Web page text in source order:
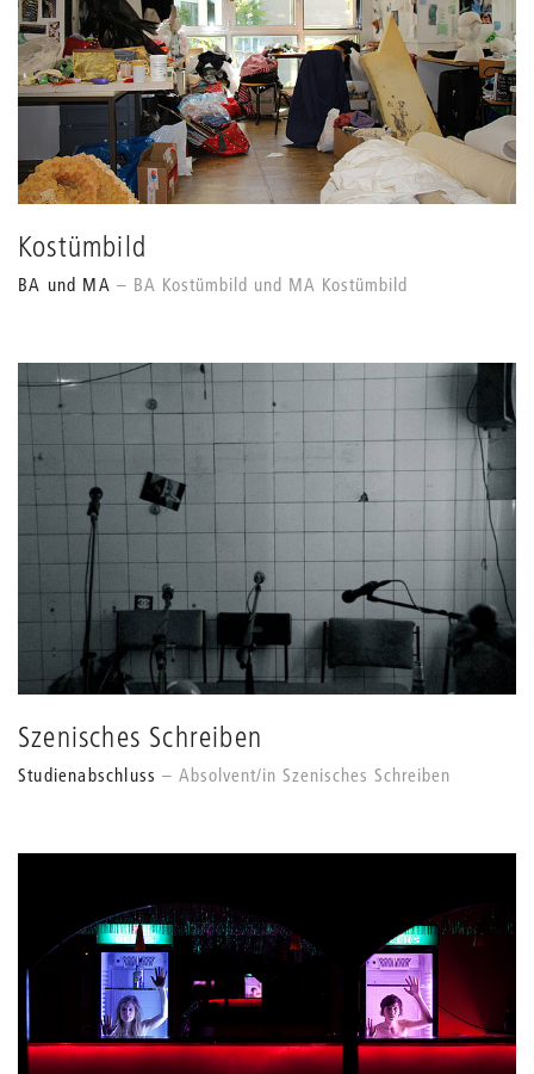
Kostümbild
BA und MA BA Kostümbild und MA Kostümbild
Szenisches Schreiben
Studienabschluss Absolvent/in Szenisches Schreiben